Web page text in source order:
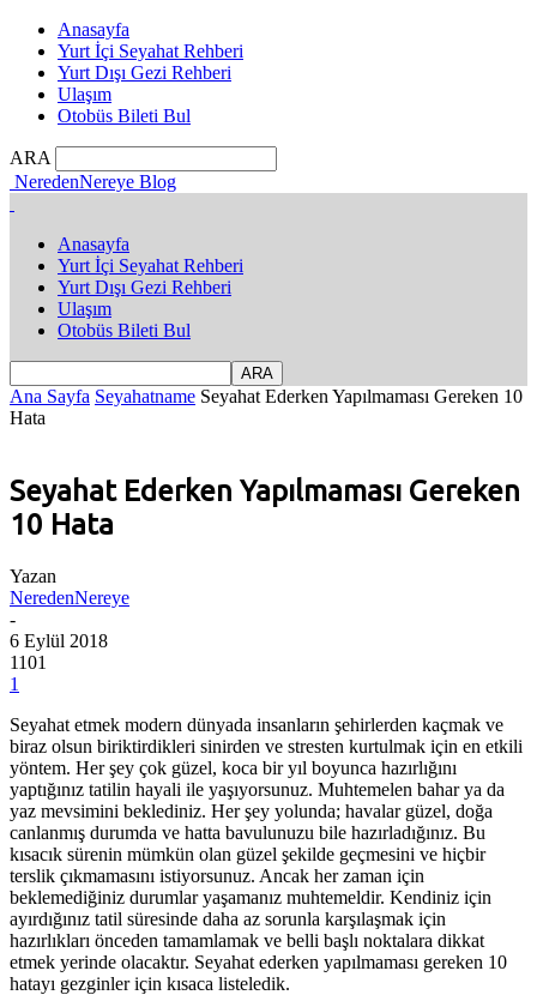
Anasayfa
Yurt İçi Seyahat Rehberi
Yurt Dışı Gezi Rehberi
Ulaşım
Otobüs Bileti Bul
ARA
NeredenNereye Blog
Anasayfa
Yurt İçi Seyahat Rehberi
Yurt Dışı Gezi Rehberi
Ulaşım
Otobüs Bileti Bul
Ana Sayfa Seyahatname Seyahat Ederken Yapılmaması Gereken 10
Hata
Seyahat Ederken Yapılmaması Gereken
10 Hata
Yazan
NeredenNereye
-
6 Eylül 2018
1101
1
Seyahat etmek modern dünyada insanların şehirlerden kaçmak ve
biraz olsun biriktirdikleri sinirden ve stresten kurtulmak için en etkili
yöntem. Her şey çok güzel, koca bir yıl boyunca hazırlığını
yaptığınız tatilin hayali ile yaşıyorsunuz. Muhtemelen bahar ya da
yaz mevsimini beklediniz. Her şey yolunda; havalar güzel, doğa
canlanmış durumda ve hatta bavulunuzu bile hazırladığınız. Bu
kısacık sürenin mümkün olan güzel şekilde geçmesini ve hiçbir
terslik çıkmamasını istiyorsunuz. Ancak her zaman için
beklemediğiniz durumlar yaşamanız muhtemeldir. Kendiniz için
ayırdığınız tatil süresinde daha az sorunla karşılaşmak için
hazırlıkları önceden tamamlamak ve belli başlı noktalara dikkat
etmek yerinde olacaktır. Seyahat ederken yapılmaması gereken 10
hatayı gezginler için kısaca listeledik.